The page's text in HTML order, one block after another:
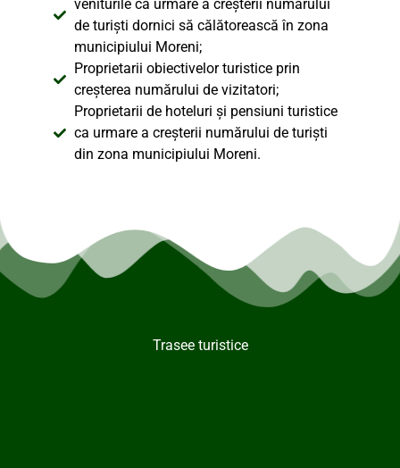
veniturile ca urmare a creşterii numărului
de turişti dornici să călătorească în zona
municipiului Moreni;
Proprietarii obiectivelor turistice prin
creşterea numărului de vizitatori;
Proprietarii de hoteluri şi pensiuni turistice
ca urmare a creşterii numărului de turişti
din zona municipiului Moreni.
Trasee turistice